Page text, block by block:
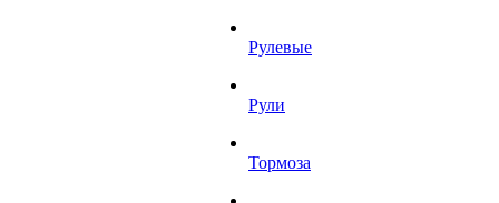
Рулевые
Рули
Тормоза